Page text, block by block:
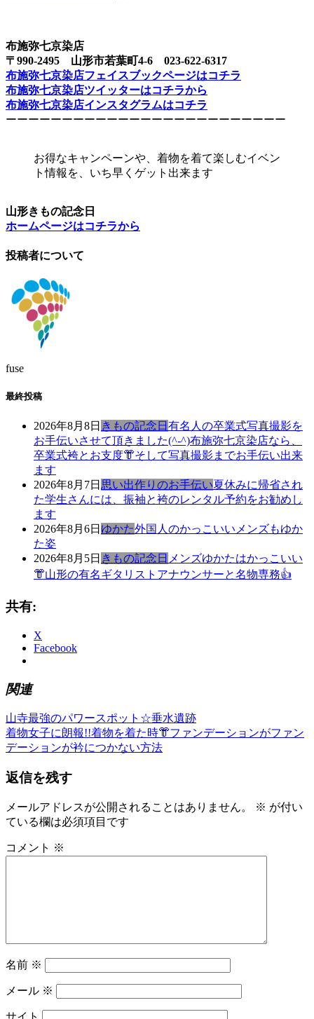
布施弥七京染店
〒990-2495 山形市若葉町4-6 023-622-6317
布施弥七京染店フェイスブックページはコチラ
布施弥七京染店ツイッターはコチラから
布施弥七京染店インスタグラムはコチラ
ーーーーーーーーーーーーーーーーーーーーーーーーー
お得なキャンペーンや、着物を着て楽しむイベン
ト情報を、いち早くゲット出来ます
山形きもの記念日
ホームページはコチラから
投稿者について
fuse
最終投稿
2026年8月8日 きもの記念日 有名人の卒業式写真撮影を
お手伝いさせて頂きました(^-^)布施弥七京染店なら、
卒業式袴とお支度👘そして写真撮影までお手伝い出来
ます
2026年8月7日 思い出作りのお手伝い夏休みに帰省され
た学生さんには、振袖と袴のレンタル予約をお勧めし
ます
2026年8月6日 ゆかた外国人のかっこいいメンズもゆか
た姿
2026年8月5日 きもの記念日 メンズゆかたはかっこいい
👘山形の有名ギタリストアナウンサーと名物専務👍
共有:
X
Facebook
関連
き
も
の
か
ゆ
か
の
馬
太
郎
投
稿
ナ
ビ
ゲ
シ
前
の
記
山寺最強のパワースポット☆垂水遺跡
次
の
事:
着物女子に朗報!!着物を着た時👘ファンデーションがファン
デーションが衿につかない方法
返信を残す
メールアドレスが公開されることはありません。 ※ が付い
ている欄は必須項目です
コメント ※
名前 ※
メール ※
サイト